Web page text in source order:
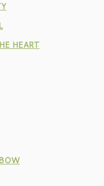
HEART